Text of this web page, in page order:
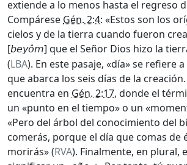
extiende a lo menos hasta el regreso
Compárese Gén. 2:4: «Estos son los
cielos y de la tierra cuando fueron
[beyôm] que el Señor Dios hizo la
(LBA). En este pasaje, «día» se refiere
que abarca los seis días de la
encuentra en Gén. 2:17, donde el
un «punto en el tiempo» o un
«Pero del árbol del conocimiento del
comerás, porque el día que comas de
morirás» (RVA). Finalmente, en plural,